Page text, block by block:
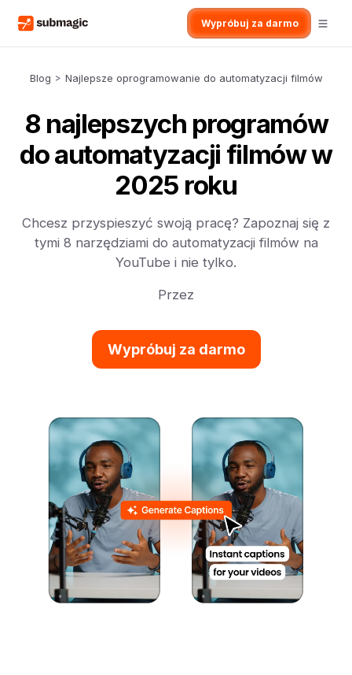
Wypróbuj za darmo
Blog > Najlepsze oprogramowanie do automatyzacji filmów
8 najlepszych programów
do automatyzacji filmów w
2025 roku
Chcesz przyspieszyć swoją pracę? Zapoznaj się z
tymi 8 narzędziami do automatyzacji filmów na
YouTube i nie tylko.
Przez
Wypróbuj za darmo